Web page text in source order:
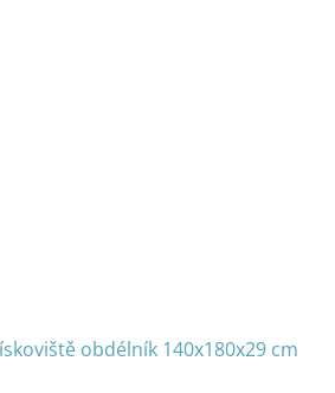
obdélník 140x180x29 cm